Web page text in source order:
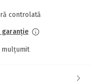
controlată
garanție
mulțumit